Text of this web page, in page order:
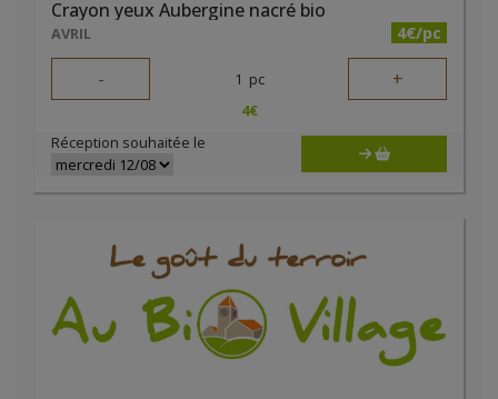
Crayon yeux Aubergine nacré bio
AVRIL 4€/pc
- 1 pc +
4€
Réception souhaitée le